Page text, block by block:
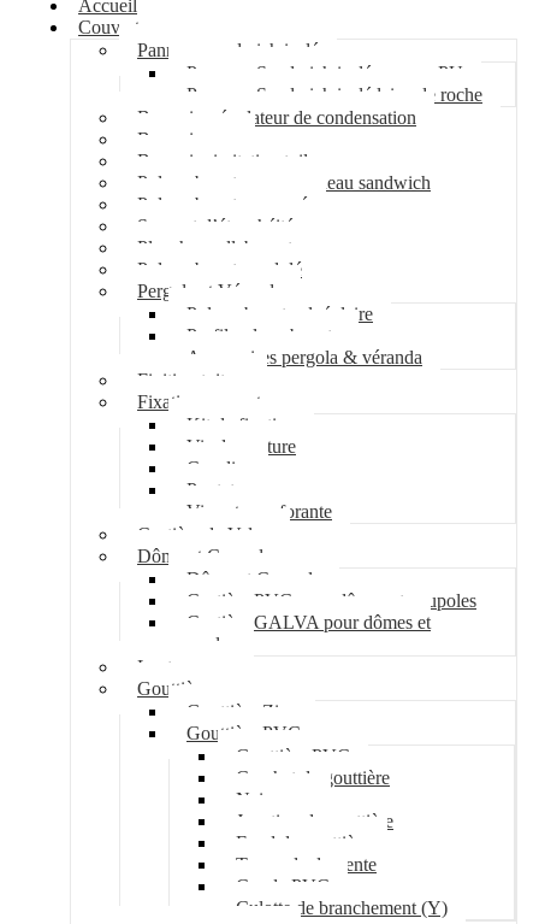
Accueil
Couverture
Panneau sandwich isolé
Panneau Sandwich isolé mousse PU
Panneau Sandwich isolé laine de roche
Bac acier régulateur de condensation
Bac acier sec
Bac acier imitation tuile
Polycarbonate pour panneau sandwich
Polycarbonate nervuré
Support d’étanchéité
Plancher collaborant
Polycarbonate ondulé
Pergola et Véranda
Polycarbonate alvéolaire
Profil polycarbonate
Accessoires pergola & véranda
Finition toiture
Fixation couverture
Kit de fixation
Vis de couture
Cavalier
Pontet
Vis auto-perforante
Costière de Velux
Dôme et Coupole
Dôme et Coupole
Costière PVC pour dômes et coupoles
Costière GALVA pour dômes et
coupoles
Lanterneau
Gouttière
Gouttière Zinc
Gouttière PVC
Gouttière PVC
Crochet de gouttière
Naissance
Jonction de gouttière
Fond de gouttière
Tuyau de descente
Coude PVC
Culotte de branchement (Y)